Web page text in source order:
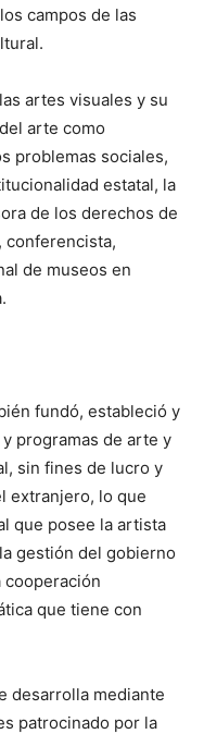
campos de las
artes visuales y su
arte como
problemas sociales,
estatal, la
de los derechos de
conferencista,
de museos en
fundó, estableció y
programas de arte y
sin fines de lucro y
extranjero, lo que
que posee la artista
gestión del gobierno
cooperación
que tiene con
desarrolla mediante
patrocinado por la